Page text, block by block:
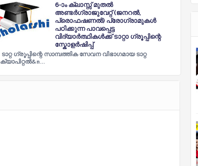
6-ാം ക്ലാസ്സ് മുതല്‍
അണ്ടര്‍ഗ്രാജുവേറ്റ് (ജനറല്‍,
പ്രൊഫഷണല്‍) പ്രോഗ്രാമുകള്‍
പഠിക്കുന്ന പാവപ്പെട്ട
വിദ്യാർത്ഥികൾക്ക് ടാറ്റാ ഗ്രൂപ്പിന്റെ
സ്കോളർഷിപ്പ്
ടാറ്റ ഗ്രൂപ്പിന്റെ സാമ്പത്തിക സേവന വിഭാഗമായ ടാറ്റ
ക്യാപിറ്റല്‍&n…